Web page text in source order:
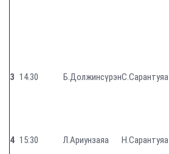
3 14.30 Б.ДолжинсүрэнС.Сарантуяа
4 15:30 Л.Ариунзаяа Н.Сарантуяа